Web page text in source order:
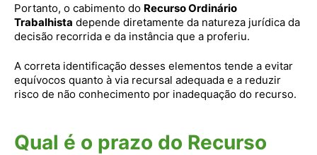
Portanto, o cabimento do Recurso Ordinário
Trabalhista depende diretamente da natureza jurídica da
decisão recorrida e da instância que a proferiu.
A correta identificação desses elementos tende a evitar
equívocos quanto à via recursal adequada e a reduzir
risco de não conhecimento por inadequação do recurso.
Qual é o prazo do Recurso